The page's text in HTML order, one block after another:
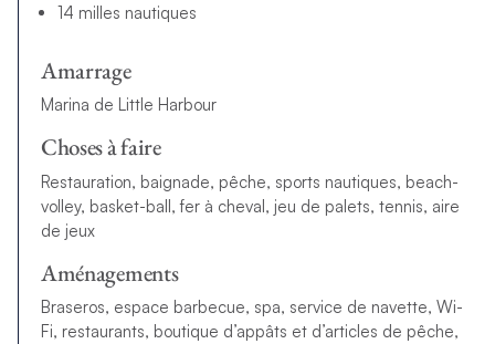
14 milles nautiques
Amarrage
Marina de Little Harbour
Choses à faire
Restauration, baignade, pêche, sports nautiques, beach-
volley, basket-ball, fer à cheval, jeu de palets, tennis, aire
de jeux
Aménagements
Braseros, espace barbecue, spa, service de navette, Wi-
Fi, restaurants, boutique d’appâts et d’articles de pêche,